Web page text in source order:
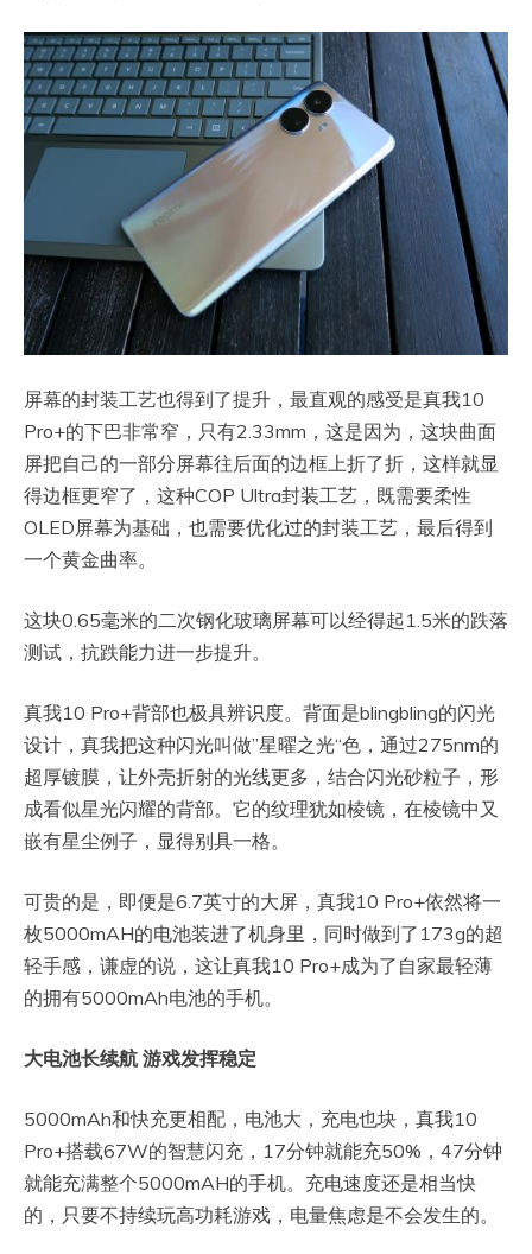
屏幕的封装工艺也得到了提升，最直观的感受是真我10
Pro+的下巴非常窄，只有2.33mm，这是因为，这块曲面
屏把自己的一部分屏幕往后面的边框上折了折，这样就显
得边框更窄了，这种COP Ultra封装工艺，既需要柔性
OLED屏幕为基础，也需要优化过的封装工艺，最后得到
一个黄金曲率。
这块0.65毫米的二次钢化玻璃屏幕可以经得起1.5米的跌落
测试，抗跌能力进一步提升。
真我10 Pro+背部也极具辨识度。背面是blingbling的闪光
设计，真我把这种闪光叫做”星曜之光“色，通过275nm的
超厚镀膜，让外壳折射的光线更多，结合闪光砂粒子，形
成看似星光闪耀的背部。它的纹理犹如棱镜，在棱镜中又
嵌有星尘例子，显得别具一格。
可贵的是，即便是6.7英寸的大屏，真我10 Pro+依然将一
枚5000mAH的电池装进了机身里，同时做到了173g的超
轻手感，谦虚的说，这让真我10 Pro+成为了自家最轻薄
的拥有5000mAh电池的手机。
大电池长续航 游戏发挥稳定
5000mAh和快充更相配，电池大，充电也块，真我10
Pro+搭载67W的智慧闪充，17分钟就能充50%，47分钟
就能充满整个5000mAH的手机。充电速度还是相当快
的，只要不持续玩高功耗游戏，电量焦虑是不会发生的。